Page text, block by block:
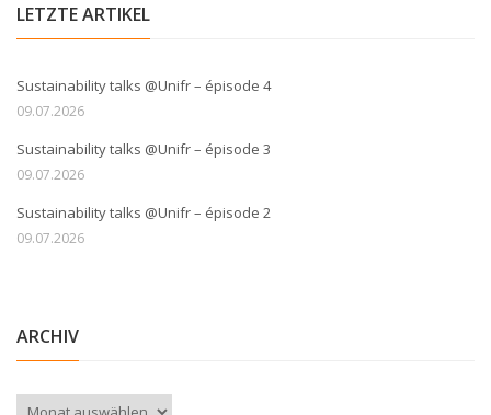
LETZTE ARTIKEL
Sustainability talks @Unifr – épisode 4
09.07.2026
Sustainability talks @Unifr – épisode 3
09.07.2026
Sustainability talks @Unifr – épisode 2
09.07.2026
ARCHIV
Archiv